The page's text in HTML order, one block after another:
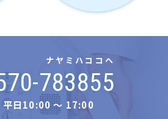
ナヤミハココヘ
783855
平日10:00 〜 17:00